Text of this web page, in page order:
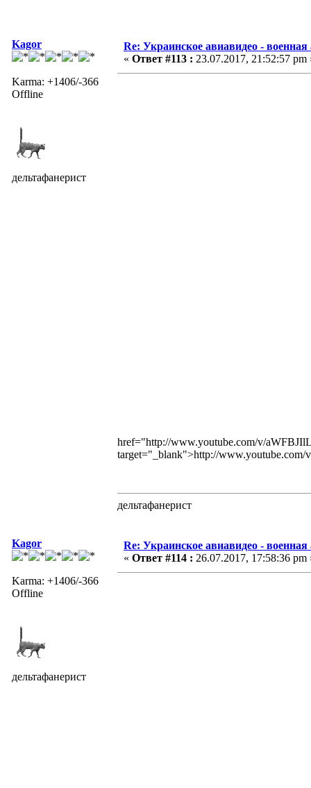
Kagor
Karma: +1406/-366
Offline
дельтафанерист
Re: Украинское авиавидео -
« Ответ #113 : 23.07.2017, 21:52:57 pm
href="http://www.youtube.com/v/
target="_blank">http://
дельтафанерист
Kagor
Karma: +1406/-366
Offline
дельтафанерист
Re: Украинское авиавидео -
« Ответ #114 : 26.07.2017, 17:58:36 pm